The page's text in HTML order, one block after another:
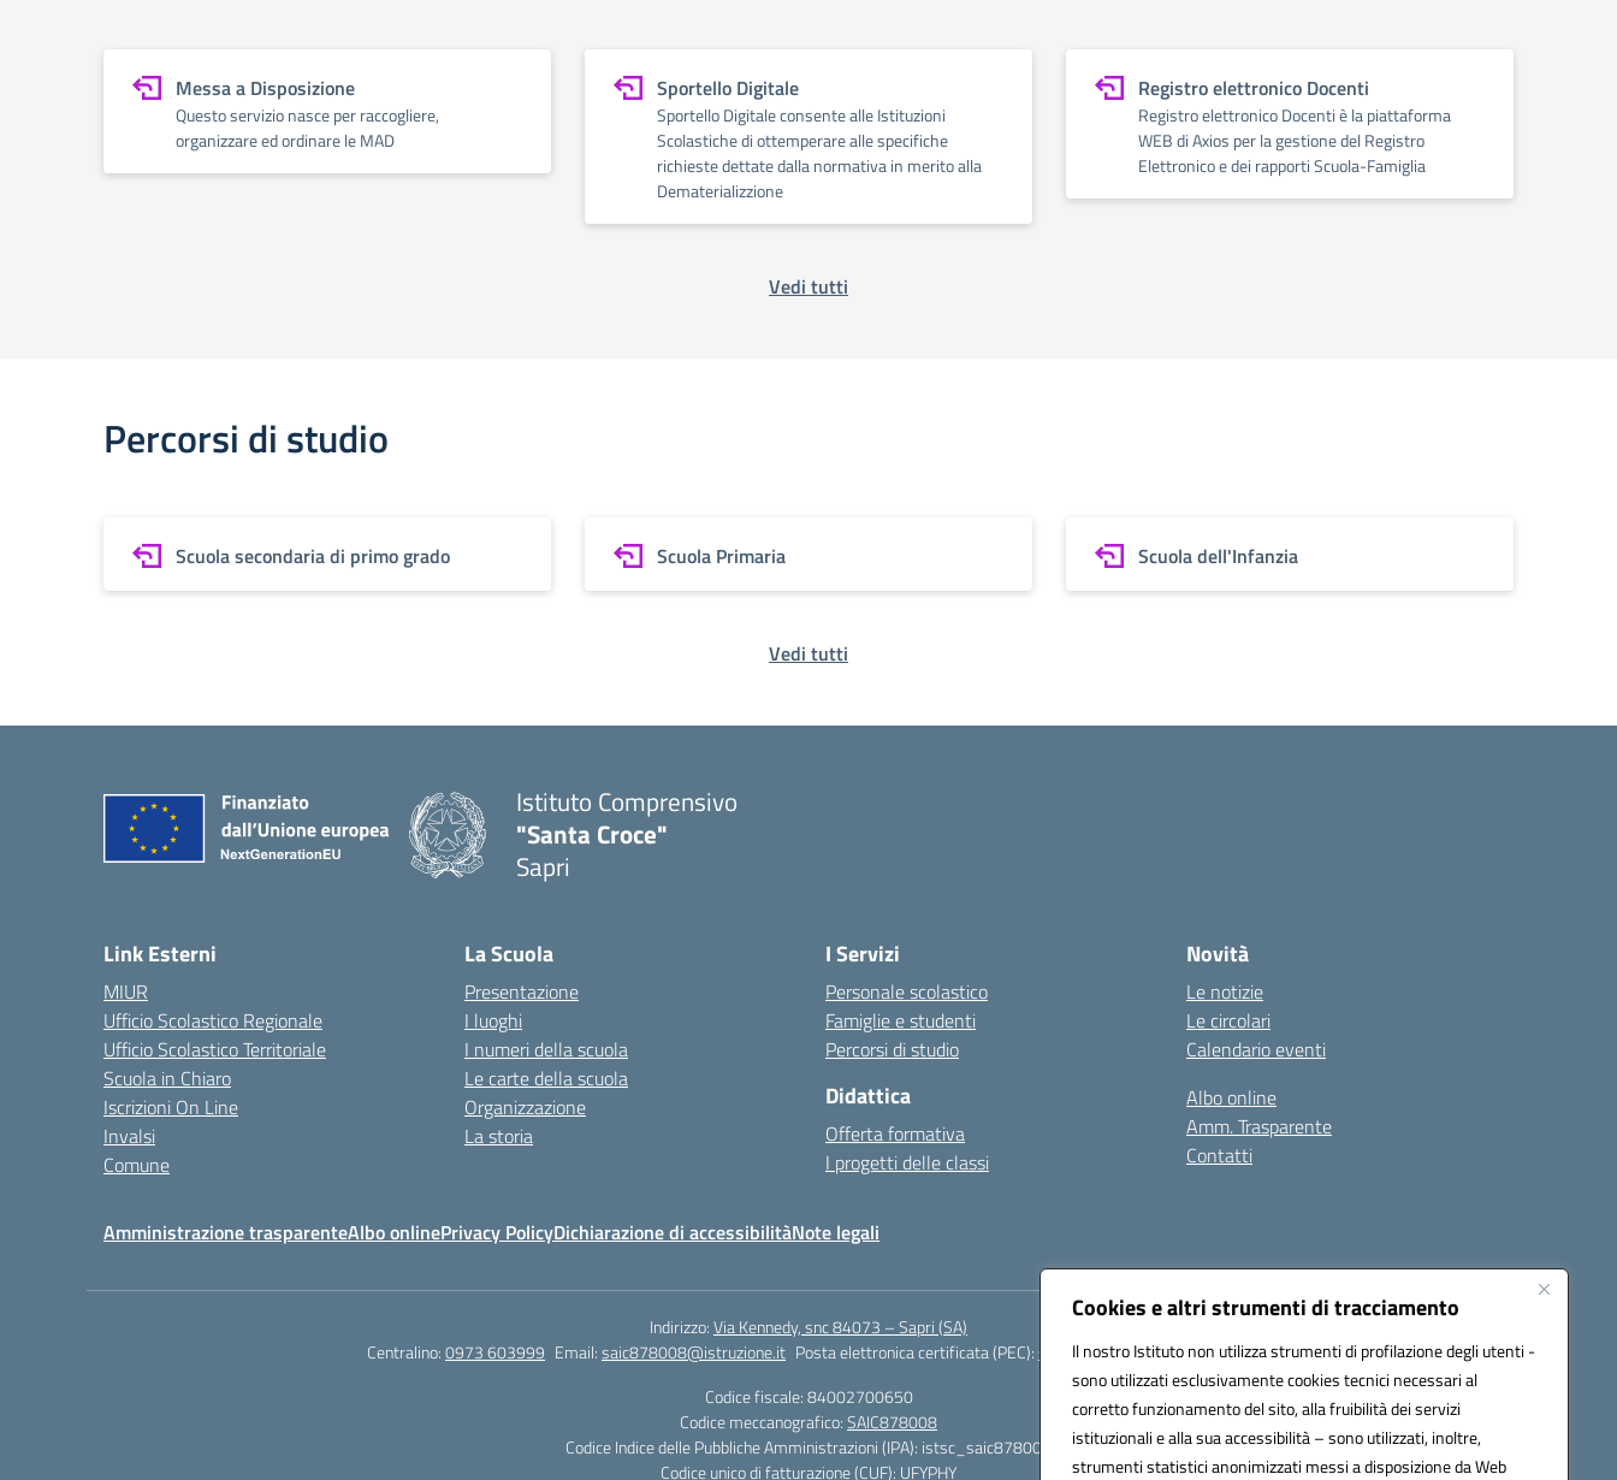
Cookies e altri strumenti di tracciamento
Il nostro Istituto non utilizza strumenti di profilazione degli utenti -
sono utilizzati esclusivamente cookies tecnici necessari al
corretto funzionamento del sito, alla fruibilità dei servizi
istituzionali e alla sua accessibilità – sono utilizzati, inoltre,
strumenti statistici anonimizzati messi a disposizione da Web
Messa a Disposizione
Questo servizio nasce per raccogliere,
organizzare ed ordinare le MAD
Sportello Digitale
Sportello Digitale consente alle Istituzioni
Scolastiche di ottemperare alle specifiche
richieste dettate dalla normativa in merito alla
Dematerializzione
Registro elettronico Docenti
Registro elettronico Docenti è la piattaforma
WEB di Axios per la gestione del Registro
Elettronico e dei rapporti Scuola-Famiglia
Vedi tutti
Percorsi di studio
Scuola secondaria di primo grado Scuola Primaria Scuola dell'Infanzia
Vedi tutti
Istituto Comprensivo
"Santa Croce"
Sapri
Link Esterni
MIUR
Ufficio Scolastico Regionale
Ufficio Scolastico Territoriale
Scuola in Chiaro
Iscrizioni On Line
Invalsi
Comune
La Scuola
Presentazione
I luoghi
I numeri della scuola
Le carte della scuola
Organizzazione
La storia
I Servizi
Personale scolastico
Famiglie e studenti
Percorsi di studio
Didattica
Offerta formativa
I progetti delle classi
Novità
Le notizie
Le circolari
Calendario eventi
Albo online
Amm. Trasparente
Contatti
Amministrazione trasparenteAlbo onlinePrivacy PolicyDichiarazione di accessibilitàNote legali
Indirizzo:Via Kennedy, snc 84073 – Sapri (SA)
Centralino:0973 603999 Email:saic878008@istruzione.it Posta elettronica certificata (PEC):saic878008@pec.istruzione.it
Codice fiscale: 84002700650
Codice meccanografico:SAIC878008
Codice Indice delle Pubbliche Amministrazioni (IPA): istsc_saic878008
Codice unico di fatturazione (CUF): UFYPHY